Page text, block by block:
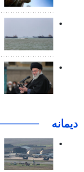
دیمانە